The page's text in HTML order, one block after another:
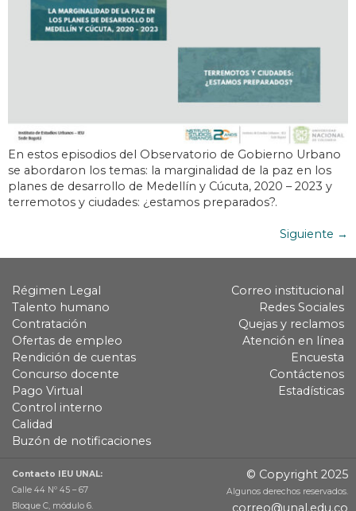
En estos episodios del Observatorio de Gobierno Urbano
se abordaron los temas: la marginalidad de la paz en los
planes de desarrollo de Medellín y Cúcuta, 2020 – 2023 y
terremotos y ciudades: ¿estamos preparados?.
Siguiente →
Régimen Legal
Talento humano
Contratación
Ofertas de empleo
Rendición de cuentas
Concurso docente
Pago Virtual
Control interno
Calidad
Buzón de notificaciones
Correo institucional
Redes Sociales
Quejas y reclamos
Atención en línea
Encuesta
Contáctenos
Estadísticas
Contacto IEU UNAL:
Calle 44 Nº 45 – 67
Bloque C, módulo 6.
© Copyright 2025
Algunos derechos reservados.
correo@unal.edu.co